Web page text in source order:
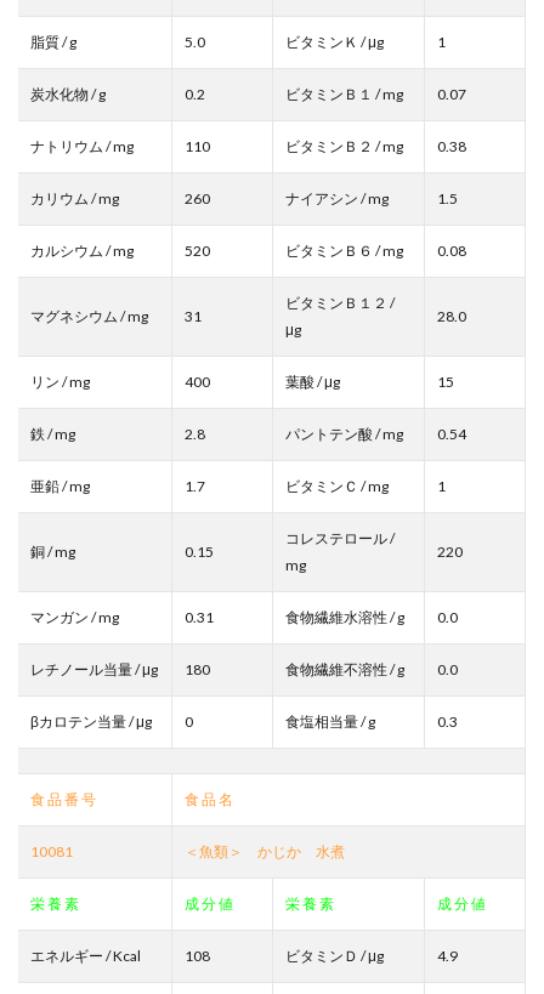
脂質 / g 5.0 ビタミンＫ / μg 1
炭水化物 / g 0.2 ビタミンＢ１ / mg 0.07
ナトリウム / mg 110 ビタミンＢ２ / mg 0.38
カリウム / mg 260 ナイアシン / mg 1.5
カルシウム / mg 520 ビタミンＢ６ / mg 0.08
マグネシウム / mg 31
ビタミンＢ１２ /
μg
28.0
リン / mg 400 葉酸 / μg 15
鉄 / mg 2.8 パントテン酸 / mg 0.54
亜鉛 / mg 1.7 ビタミンＣ / mg 1
銅 / mg 0.15
コレステロール /
mg
220
マンガン / mg 0.31 食物繊維水溶性 / g 0.0
レチノール当量 / μg 180 食物繊維不溶性 / g 0.0
βカロテン当量 / μg 0 食塩相当量 / g 0.3
食 品 番 号 食 品 名
10081 ＜魚類＞ かじか 水煮
栄 養 素 成 分 値 栄 養 素 成 分 値
エネルギー / Kcal 108 ビタミンＤ / μg 4.9